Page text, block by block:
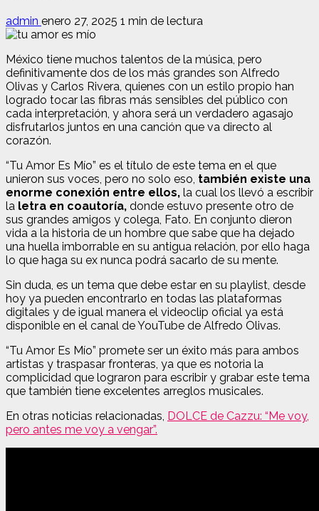
admin enero 27, 2025 1 min de lectura
México tiene muchos talentos de la música, pero
definitivamente dos de los más grandes son Alfredo
Olivas y Carlos Rivera, quienes con un estilo propio han
logrado tocar las fibras más sensibles del público con
cada interpretación, y ahora será un verdadero agasajo
disfrutarlos juntos en una canción que va directo al
corazón.
“Tu Amor Es Mío” es el título de este tema en el que
unieron sus voces, pero no solo eso, también existe una
enorme conexión entre ellos, la cual los llevó a escribir
la letra en coautoría, donde estuvo presente otro de
sus grandes amigos y colega, Fato. En conjunto dieron
vida a la historia de un hombre que sabe que ha dejado
una huella imborrable en su antigua relación, por ello haga
lo que haga su ex nunca podrá sacarlo de su mente.
Sin duda, es un tema que debe estar en su playlist, desde
hoy ya pueden encontrarlo en todas las plataformas
digitales y de igual manera el videoclip oficial ya está
disponible en el canal de YouTube de Alfredo Olivas.
“Tu Amor Es Mío” promete ser un éxito más para ambos
artistas y traspasar fronteras, ya que es notoria la
complicidad que lograron para escribir y grabar este tema
que también tiene excelentes arreglos musicales.
En otras noticias relacionadas, DOLCE de Cazzu: “Me voy,
pero antes me voy a vengar”.